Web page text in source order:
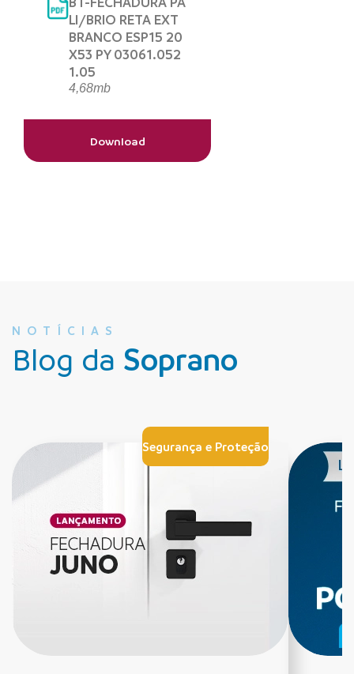
LI/BRIO RETA EXT
BRANCO ESP15 20
X53 PY 03061.052
1.05
4,68mb
Download
NOTÍCIAS
Blog da Soprano
Segurança e Proteção